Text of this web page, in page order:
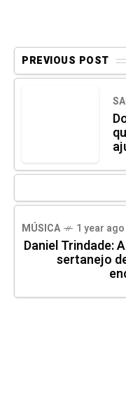
PREVIOUS POST
MÚSICA 1 year ago
Daniel Trindade:
sertanejo